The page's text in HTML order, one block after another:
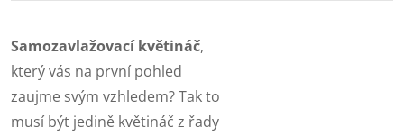
Samozavlažovací květináč,
který vás na první pohled
zaujme svým vzhledem? Tak to
musí být jedině květináč z řady